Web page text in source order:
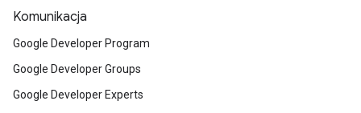
Komunikacja
Google Developer Program
Google Developer Groups
Google Developer Experts